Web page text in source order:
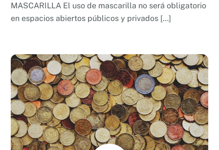
MASCARILLA El uso de mascarilla no será obligatorio
en espacios abiertos públicos y privados […]